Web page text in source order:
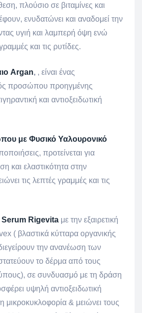
πλούσιο σε βιταμίνες και
ενυδατώνει και αναδομεί την
υγιή και λαμπερή όψη ενώ
και τις ρυτίδες.
Argan, , είναι ένας
προσώπου προηγμένης
και αντιοξειδωτική
με Φυσικό Υαλουρονικό
προτείνεται για
και ελαστικότητα στην
τις λεπτές γραμμές και τις
Serum Rigevita με την εξαιρετική
( βλαστικά κύτταρα οργανικής
την ανανέωση των
το δέρμα από τους
σε συνδυασμό με τη δράση
υψηλή αντιοξειδωτική
μικροκυκλοφορία & μειώνει τους